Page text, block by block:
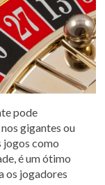
pode
gigantes ou
jogos como
é um ótimo
os jogadores